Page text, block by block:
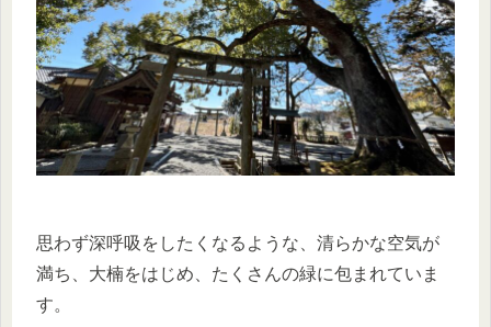
思わず深呼吸をしたくなるような、清らかな空気が
満ち、大楠をはじめ、たくさんの緑に包まれていま
す。